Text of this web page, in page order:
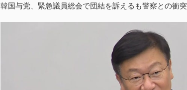
韓国与党、緊急議員総会で団結を訴えるも警察との衝突